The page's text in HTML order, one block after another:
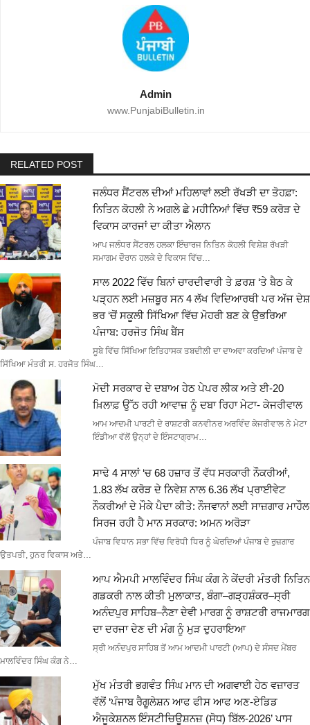
Admin
www.PunjabiBulletin.in
RELATED POST
ਜਲੰਧਰ ਸੈਂਟਰਲ ਦੀਆਂ ਮਹਿਲਾਵਾਂ ਲਈ ਰੱਖੜੀ ਦਾ ਤੋਹਫ਼ਾ:
ਨਿਤਿਨ ਕੋਹਲੀ ਨੇ ਅਗਲੇ ਛੇ ਮਹੀਨਿਆਂ ਵਿੱਚ ₹59 ਕਰੋੜ ਦੇ
ਵਿਕਾਸ ਕਾਰਜਾਂ ਦਾ ਕੀਤਾ ਐਲਾਨ
ਆਪ ਜਲੰਧਰ ਸੈਂਟਰਲ ਹਲਕਾ ਇੰਚਾਰਜ ਨਿਤਿਨ ਕੋਹਲੀ ਵਿਸ਼ੇਸ਼ ਰੱਖੜੀ
ਸਮਾਗਮ ਦੌਰਾਨ ਹਲਕੇ ਦੇ ਵਿਕਾਸ ਵਿੱਚ…
ਸਾਲ 2022 ਵਿੱਚ ਬਿਨਾਂ ਚਾਰਦੀਵਾਰੀ ਤੇ ਫ਼ਰਸ਼ ‘ਤੇ ਬੈਠ ਕੇ
ਪੜ੍ਹਨ ਲਈ ਮਜ਼ਬੂਰ ਸਨ 4 ਲੱਖ ਵਿਦਿਆਰਥੀ ਪਰ ਅੱਜ ਦੇਸ਼
ਭਰ ‘ਚੋਂ ਸਕੂਲੀ ਸਿੱਖਿਆ ਵਿੱਚ ਮੋਹਰੀ ਬਣ ਕੇ ਉਭਰਿਆ
ਪੰਜਾਬ: ਹਰਜੋਤ ਸਿੰਘ ਬੈਂਸ
ਸੂਬੇ ਵਿੱਚ ਸਿੱਖਿਆ ਇਤਿਹਾਸਕ ਤਬਦੀਲੀ ਦਾ ਦਾਅਵਾ ਕਰਦਿਆਂ ਪੰਜਾਬ ਦੇ
ਸਿੱਖਿਆ ਮੰਤਰੀ ਸ. ਹਰਜੋਤ ਸਿੰਘ…
ਮੋਦੀ ਸਰਕਾਰ ਦੇ ਦਬਾਅ ਹੇਠ ਪੇਪਰ ਲੀਕ ਅਤੇ ਈ-20
ਖ਼ਿਲਾਫ਼ ਉੱਠ ਰਹੀ ਆਵਾਜ਼ ਨੂੰ ਦਬਾ ਰਿਹਾ ਮੇਟਾ- ਕੇਜਰੀਵਾਲ
ਆਮ ਆਦਮੀ ਪਾਰਟੀ ਦੇ ਰਾਸ਼ਟਰੀ ਕਨਵੀਨਰ ਅਰਵਿੰਦ ਕੇਜਰੀਵਾਲ ਨੇ ਮੇਟਾ
ਇੰਡੀਆ ਵੱਲੋਂ ਉਨ੍ਹਾਂ ਦੇ ਇੰਸਟਾਗ੍ਰਾਮ…
ਸਾਢੇ 4 ਸਾਲਾਂ ‘ਚ 68 ਹਜ਼ਾਰ ਤੋਂ ਵੱਧ ਸਰਕਾਰੀ ਨੌਕਰੀਆਂ,
1.83 ਲੱਖ ਕਰੋੜ ਦੇ ਨਿਵੇਸ਼ ਨਾਲ 6.36 ਲੱਖ ਪ੍ਰਾਈਵੇਟ
ਨੌਕਰੀਆਂ ਦੇ ਮੌਕੇ ਪੈਦਾ ਕੀਤੇ: ਨੌਜਵਾਨਾਂ ਲਈ ਸਾਜ਼ਗਾਰ ਮਾਹੌਲ
ਸਿਰਜ ਰਹੀ ਹੈ ਮਾਨ ਸਰਕਾਰ: ਅਮਨ ਅਰੋੜਾ
ਪੰਜਾਬ ਵਿਧਾਨ ਸਭਾ ਵਿੱਚ ਵਿਰੋਧੀ ਧਿਰ ਨੂੰ ਘੇਰਦਿਆਂ ਪੰਜਾਬ ਦੇ ਰੁਜ਼ਗਾਰ
ਉਤਪਤੀ, ਹੁਨਰ ਵਿਕਾਸ ਅਤੇ…
ਆਪ ਐਮਪੀ ਮਾਲਵਿੰਦਰ ਸਿੰਘ ਕੰਗ ਨੇ ਕੇਂਦਰੀ ਮੰਤਰੀ ਨਿਤਿਨ
ਗਡਕਰੀ ਨਾਲ ਕੀਤੀ ਮੁਲਾਕਾਤ, ਬੰਗਾ–ਗੜ੍ਹਸ਼ੰਕਰ–ਸ੍ਰੀ
ਅਨੰਦਪੁਰ ਸਾਹਿਬ–ਨੈਣਾ ਦੇਵੀ ਮਾਰਗ ਨੂੰ ਰਾਸ਼ਟਰੀ ਰਾਜਮਾਰਗ
ਦਾ ਦਰਜਾ ਦੇਣ ਦੀ ਮੰਗ ਨੂੰ ਮੁੜ ਦੁਹਰਾਇਆ
ਸ੍ਰੀ ਅਨੰਦਪੁਰ ਸਾਹਿਬ ਤੋਂ ਆਮ ਆਦਮੀ ਪਾਰਟੀ (ਆਪ) ਦੇ ਸੰਸਦ ਮੈਂਬਰ
ਮਾਲਵਿੰਦਰ ਸਿੰਘ ਕੰਗ ਨੇ…
ਮੁੱਖ ਮੰਤਰੀ ਭਗਵੰਤ ਸਿੰਘ ਮਾਨ ਦੀ ਅਗਵਾਈ ਹੇਠ ਵਜ਼ਾਰਤ
ਵੱਲੋਂ ‘ਪੰਜਾਬ ਰੈਗੂਲੇਸ਼ਨ ਆਫ ਫੀਸ ਆਫ ਅਣ-ਏਡਿਡ
ਐਜੂਕੇਸ਼ਨਲ ਇੰਸਟੀਚਿਊਸ਼ਨਜ਼ (ਸੋਧ) ਬਿੱਲ-2026’ ਪਾਸ